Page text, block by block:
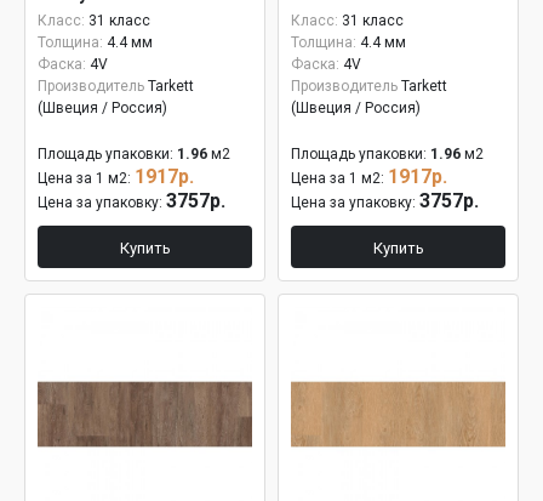
Класс: 31 класс
Толщина: 4.4 мм
Фаска: 4V
Производитель Tarkett
(Швеция / Россия)
Площадь упаковки: 1.96 м2
Цена за 1 м2: 1917р.
Цена за упаковку: 3757р.
Купить
Класс: 31 класс
Толщина: 4.4 мм
Фаска: 4V
Производитель Tarkett
(Швеция / Россия)
Площадь упаковки: 1.96 м2
Цена за 1 м2: 1917р.
Цена за упаковку: 3757р.
Купить